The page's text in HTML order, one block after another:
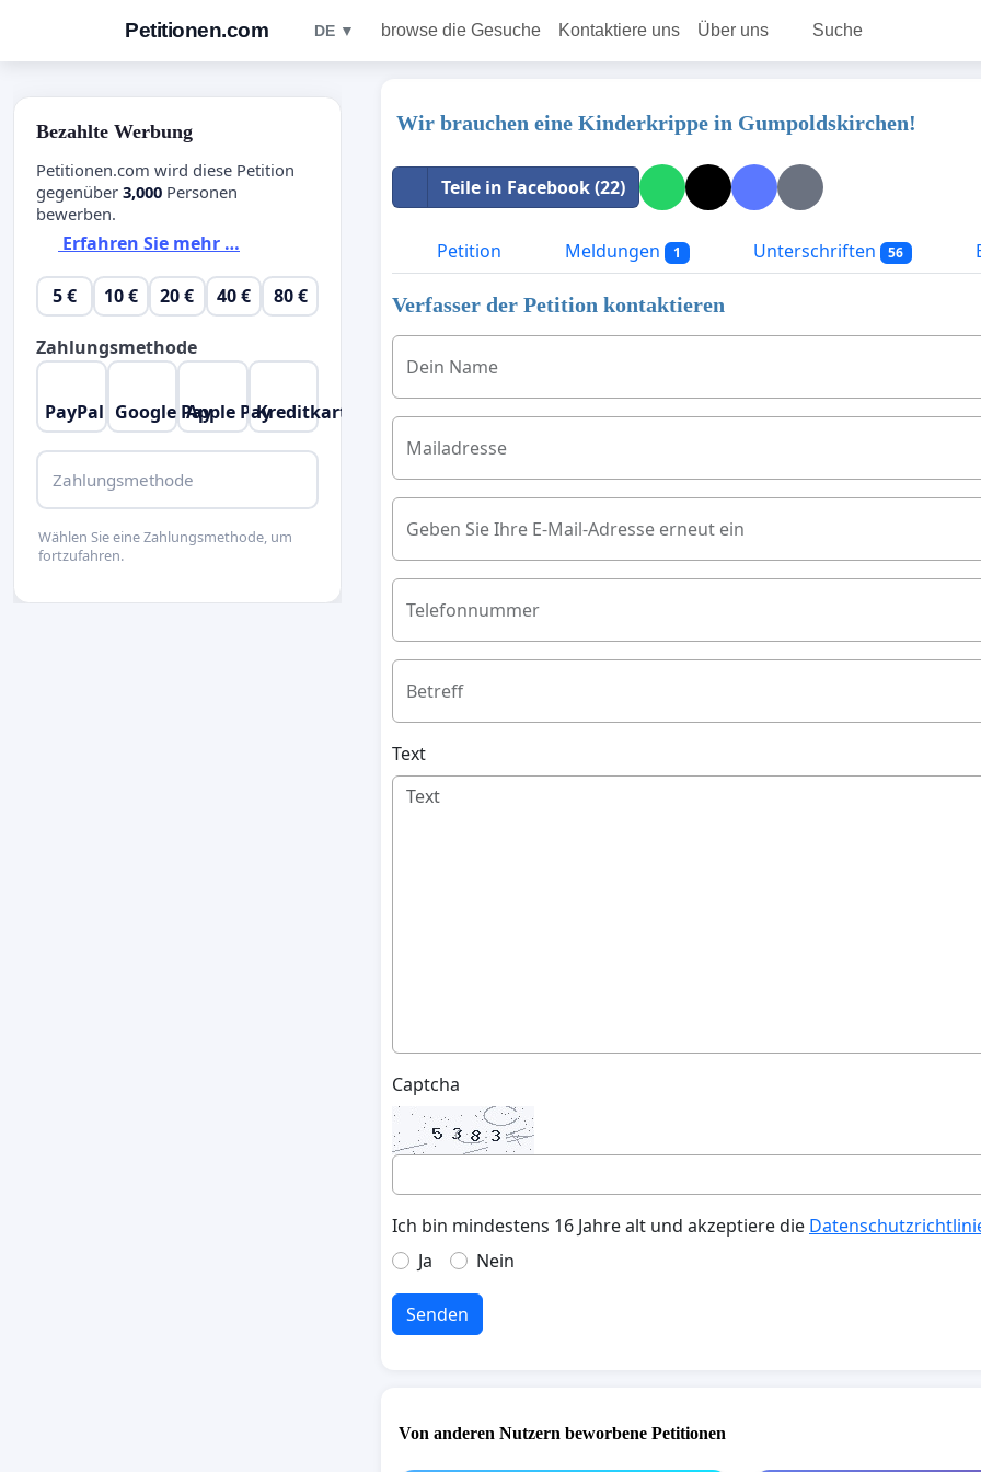
Petitionen.com DE ▼ browse die Gesuche Kontaktiere uns Über uns Suche
Wir brauchen eine Kinderkrippe in Gumpoldskirchen!
Teile in Facebook (22)
Petition Meldungen 1 Unterschriften 56
Verfasser der Petition kontaktieren
Dein Name
Mailadresse
Geben Sie Ihre E-Mail-Adresse erneut ein
Telefonnummer
Betreff
Text
Captcha
Ich bin mindestens 16 Jahre alt und akzeptiere die
Ja
Nein
Senden
Von anderen Nutzern beworbene Petitionen
Bezahlte Werbung
Petitionen.com wird diese Petition
gegenüber 3,000 Personen
bewerben.
Erfahren Sie mehr …
5 € 10 € 20 € 40 € 80 €
Zahlungsmethode
PayPal Google PayApple PayKreditkarte
Zahlungsmethode
Wählen Sie eine Zahlungsmethode, um
fortzufahren.